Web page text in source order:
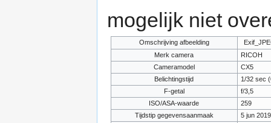
mogelijk niet
Omschrijving afbeelding
Merk camera
RICOH
Cameramodel
CX5
Belichtingstijd
1/32 sec
F-getal
f/3,5
ISO/ASA-waarde
259
Tijdstip gegevensaanmaak
5 jun